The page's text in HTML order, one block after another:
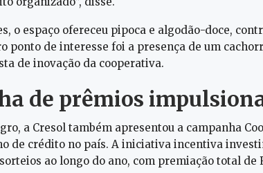
o espaço ofereceu pipoca e algodão-doce,
ponto de interesse foi a presença de um
de inovação da cooperativa.
de prêmios
a Cresol também apresentou a campanha
de crédito no país. A iniciativa incentiva
ao longo do ano, com premiação total de